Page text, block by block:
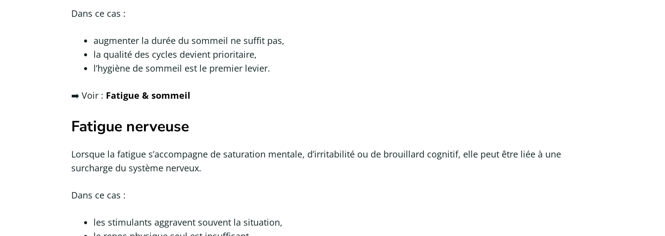
Dans ce cas :
augmenter la durée du sommeil ne suffit pas,
la qualité des cycles devient prioritaire,
l’hygiène de sommeil est le premier levier.
➡️ Voir : Fatigue & sommeil
Fatigue nerveuse
Lorsque la fatigue s’accompagne de saturation mentale, d’irritabilité ou de brouillard cognitif, elle peut être liée à une
surcharge du système nerveux.
Dans ce cas :
les stimulants aggravent souvent la situation,